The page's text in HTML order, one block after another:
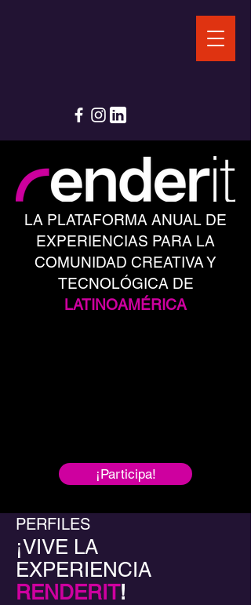
LA PLATAFORMA ANUAL DE
EXPERIENCIAS PARA LA
COMUNIDAD CREATIVA Y
TECNOLÓGICA DE
LATINOAMÉRICA
¡Participa!
PERFILES
¡VIVE LA
EXPERIENCIA
RENDERIT!